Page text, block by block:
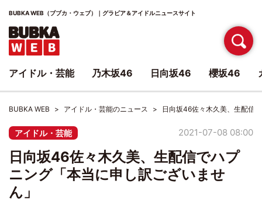
BUBKA WEB（ブブカ・ウェブ）｜グラビア＆アイドルニュースサイト
BUBKA WEB アイドル・芸能のニュース 日向坂46佐々木久美、生配信
アイドル・芸能 2021-07-08 08:00
日向坂46佐々木久美、生配信でハプ
ニング「本当に申し訳ございませ
ん」
アイドル・芸能 乃木坂46 日向坂46 櫻坂46